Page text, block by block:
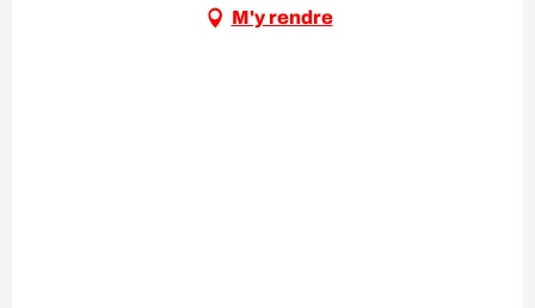
M'y rendre